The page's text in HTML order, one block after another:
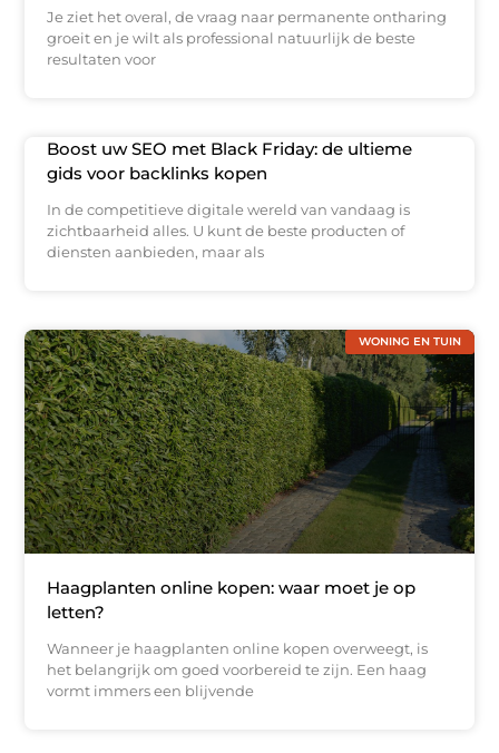
Je ziet het overal, de vraag naar permanente ontharing
groeit en je wilt als professional natuurlijk de beste
resultaten voor
Boost uw SEO met Black Friday: de ultieme
gids voor backlinks kopen
In de competitieve digitale wereld van vandaag is
zichtbaarheid alles. U kunt de beste producten of
diensten aanbieden, maar als
WONING EN TUIN
Haagplanten online kopen: waar moet je op
letten?
Wanneer je haagplanten online kopen overweegt, is
het belangrijk om goed voorbereid te zijn. Een haag
vormt immers een blijvende